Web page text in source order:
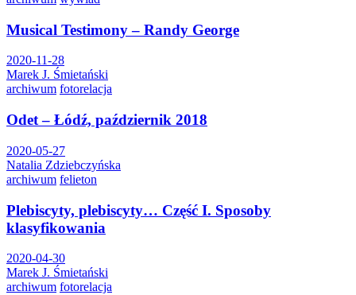
Musical Testimony – Randy George
2020-11-28
Marek J. Śmietański
archiwum fotorelacja
Odet – Łódź, październik 2018
2020-05-27
Natalia Zdziebczyńska
archiwum felieton
Plebiscyty, plebiscyty… Część I. Sposoby
klasyfikowania
2020-04-30
Marek J. Śmietański
archiwum fotorelacja